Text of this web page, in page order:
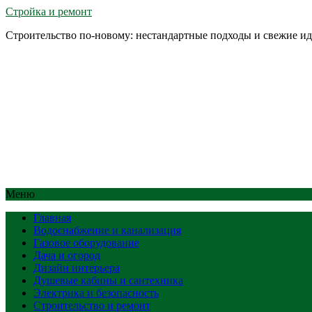
Стройка и ремонт
Строительство по-новому: нестандартные подходы и свежие
Меню
Главная
Водоснабжение и канализация
Газовое оборудование
Дача и огород
Дизайн интерьера
Душевые кабины и сантехника
Электрика и безопасность
Строительство и ремонт